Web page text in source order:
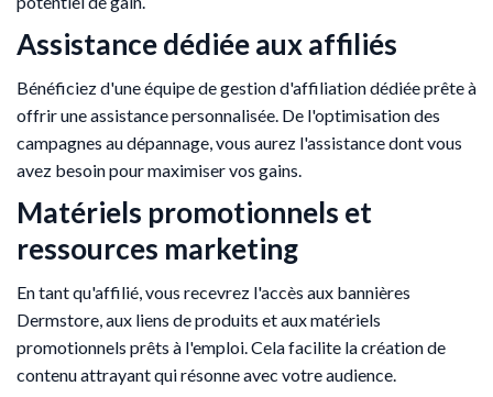
Assistance dédiée aux affiliés
Bénéficiez d'une équipe de gestion d'affiliation dédiée prête à
offrir une assistance personnalisée. De l'optimisation des
campagnes au dépannage, vous aurez l'assistance dont vous
avez besoin pour maximiser vos gains.
Matériels promotionnels et
ressources marketing
En tant qu'affilié, vous recevrez l'accès aux bannières
Dermstore, aux liens de produits et aux matériels
promotionnels prêts à l'emploi. Cela facilite la création de
contenu attrayant qui résonne avec votre audience.